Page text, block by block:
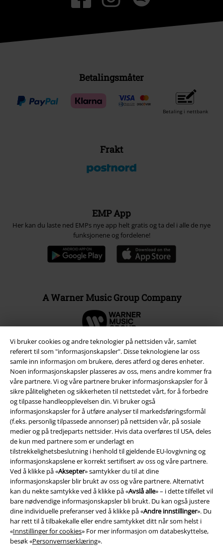
Vi bruker cookies og andre teknologier på nettsiden vår, samlet
referert til som "informasjonskapsler". Disse teknologiene lar oss
samle inn informasjon om brukere, deres atferd og deres enheter.
Noen informasjonskapsler plasseres av oss, mens andre kommer fra
våre partnere. Vi og våre partnere bruker informasjonskapsler for å
sikre påliteligheten og sikkerheten til nettstedet vårt, for å forbedre
og tilpasse handleopplevelsen din. Vi bruker også
informasjonskapsler for å utføre analyser til markedsføringsformål
(f.eks. personlig tilpassede annonser) på nettsiden vår, på sosiale
medier og på tredjeparts nettsider. Hvis data overføres til USA, deles
de kun med partnere som er underlagt en
tilstrekkelighetsbeslutning i henhold til gjeldende EU-lovgivning og
informasjonskapslene er korrekt sertifisert av oss og våre partnere.
Ved å klikke på «Aksepter» samtykker du til at dine
informasjonskapsler blir brukt av oss og våre partnere. Alternativt
kan du nekte samtykke ved å klikke på «Avslå alle» – i dette tilfellet vil
bare nødvendige informasjonskapsler bli brukt. Du kan også justere
dine individuelle preferanser ved å klikke på «Andre innstillinger». Du
har rett til å tilbakekalle eller endre samtykket ditt når som helst i
«Innstillinger for cookies» For mer informasjon om databeskyttelse,
besøk «Personvernserklæring».
Betalingsmåter
Betaling i nettbank
Frakt
EMP App
Her kan du laste ned EMPs nye app helt gratis og ta del i alle de nye
funksjonene og fordelene!
A Warner Music Group Company
Juridisk informasjon/Vilkår
Vilkår
Impressum
Konfidensialitetserklæring
Avfallshåndtering og miljøbeskyttelse